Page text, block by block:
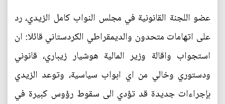
عضو اللجنة القانونية في مجلس النواب كامل الزيدي، رد
على اتهامات متحدون والديمقراطي الكردستاني قائلا: ان
استجواب واقالة وزير المالية هوشيار زيباري، قانوني
ودستوري وخالي من اي ابواب سياسية، وتوعد الزيدي
بإجراءات جديدة قد تؤدي الى سقوط رؤوس كبيرة في